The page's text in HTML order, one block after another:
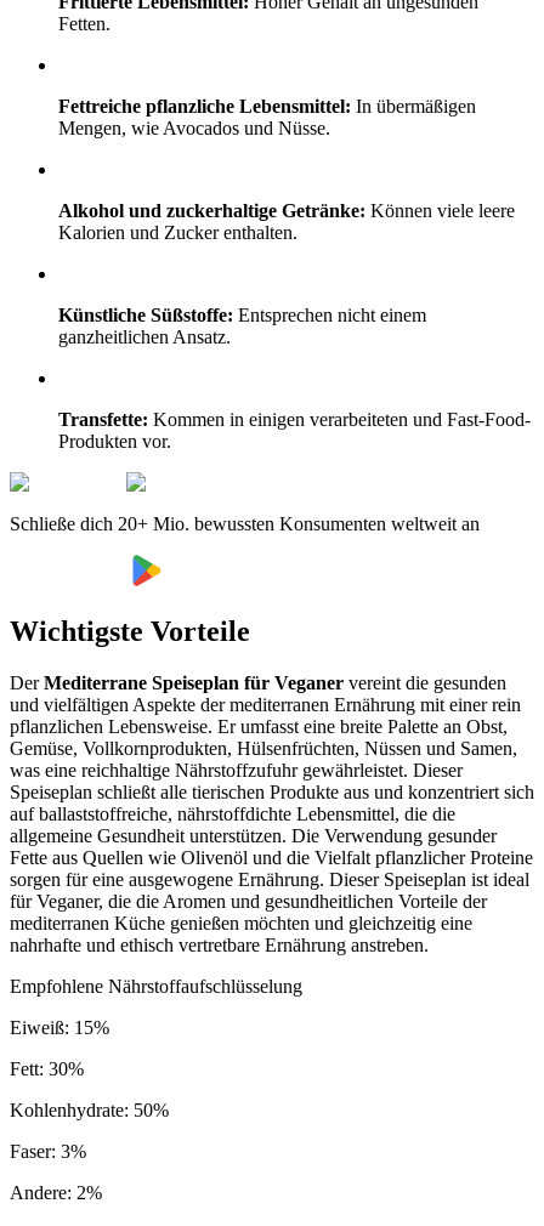
Fetten.
Fettreiche pflanzliche Lebensmittel: In übermäßigen
Mengen, wie Avocados und Nüsse.
Alkohol und zuckerhaltige Getränke: Können viele leere
Kalorien und Zucker enthalten.
Künstliche Süßstoffe: Entsprechen nicht einem
ganzheitlichen Ansatz.
Transfette: Kommen in einigen verarbeiteten und Fast-Food-
Produkten vor.
Schließe dich 20+ Mio. bewussten Konsumenten weltweit an
Wichtigste Vorteile
DerMediterrane Speiseplan für Veganer vereint die gesunden
und vielfältigen Aspekte der mediterranen Ernährung mit einer rein
pflanzlichen Lebensweise. Er umfasst eine breite Palette an Obst,
Gemüse, Vollkornprodukten, Hülsenfrüchten, Nüssen und Samen,
was eine reichhaltige Nährstoffzufuhr gewährleistet. Dieser
Speiseplan schließt alle tierischen Produkte aus und konzentriert sich
auf ballaststoffreiche, nährstoffdichte Lebensmittel, die die
allgemeine Gesundheit unterstützen. Die Verwendung gesunder
Fette aus Quellen wie Olivenöl und die Vielfalt pflanzlicher Proteine
sorgen für eine ausgewogene Ernährung. Dieser Speiseplan ist ideal
für Veganer, die die Aromen und gesundheitlichen Vorteile der
mediterranen Küche genießen möchten und gleichzeitig eine
nahrhafte und ethisch vertretbare Ernährung anstreben.
Empfohlene Nährstoffaufschlüsselung
Eiweiß: 15%
Fett: 30%
Kohlenhydrate: 50%
Faser: 3%
Andere: 2%